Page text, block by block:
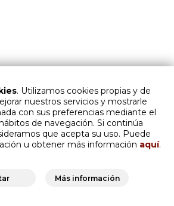
. Utilizamos cookies propias y de
nuestros servicios y mostrarle
con sus preferencias mediante el
de navegación. Si continúa
que acepta su uso. Puede
u obtener más información aquí.
Más información